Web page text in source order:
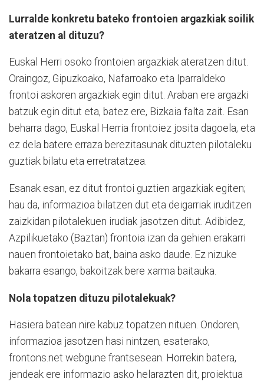
Lurralde konkretu bateko frontoien argazkiak soilik
ateratzen al dituzu?
Euskal Herri osoko frontoien argazkiak ateratzen ditut.
Oraingoz, Gipuzkoako, Nafarroako eta Iparraldeko
frontoi askoren argazkiak egin ditut. Araban ere argazki
batzuk egin ditut eta, batez ere, Bizkaia falta zait. Esan
beharra dago, Euskal Herria frontoiez josita dagoela, eta
ez dela batere erraza berezitasunak dituzten pilotaleku
guztiak bilatu eta erretratatzea.
Esanak esan, ez ditut frontoi guztien argazkiak egiten;
hau da, informazioa bilatzen dut eta deigarriak iruditzen
zaizkidan pilotalekuen irudiak jasotzen ditut. Adibidez,
Azpilikuetako (Baztan) frontoia izan da gehien erakarri
nauen frontoietako bat, baina asko daude. Ez nizuke
bakarra esango, bakoitzak bere xarma baitauka.
Nola topatzen dituzu pilotalekuak?
Hasiera batean nire kabuz topatzen nituen. Ondoren,
informazioa jasotzen hasi nintzen, esaterako,
frontons.net webgune frantsesean. Horrekin batera,
jendeak ere informazio asko helarazten dit, proiektua